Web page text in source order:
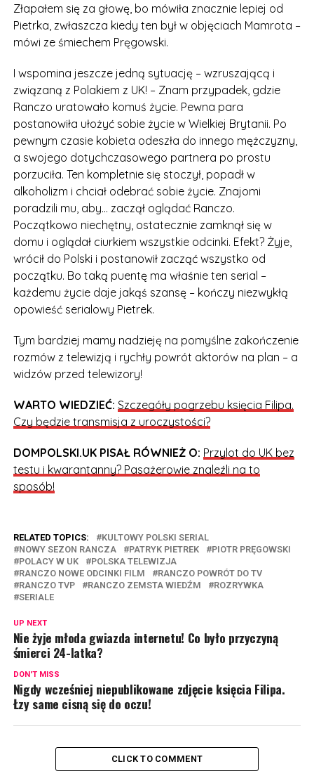
Złapałem się za głowę, bo mówiła znacznie lepiej od
Pietrka, zwłaszcza kiedy ten był w objęciach Mamrota –
mówi ze śmiechem Pręgowski.
I wspomina jeszcze jedną sytuację – wzruszającą i
związaną z Polakiem z UK! – Znam przypadek, gdzie
Ranczo uratowało komuś życie. Pewna para
postanowiła ułożyć sobie życie w Wielkiej Brytanii. Po
pewnym czasie kobieta odeszła do innego mężczyzny,
a swojego dotychczasowego partnera po prostu
porzuciła. Ten kompletnie się stoczył, popadł w
alkoholizm i chciał odebrać sobie życie. Znajomi
poradzili mu, aby… zaczął oglądać Ranczo.
Początkowo niechętny, ostatecznie zamknął się w
domu i oglądał ciurkiem wszystkie odcinki. Efekt? Żyje,
wrócił do Polski i postanowił zacząć wszystko od
początku. Bo taką puentę ma właśnie ten serial –
każdemu życie daje jakąś szansę – kończy niezwykłą
opowieść serialowy Pietrek.
Tym bardziej mamy nadzieję na pomyślne zakończenie
rozmów z telewizją i rychły powrót aktorów na plan – a
widzów przed telewizory!
WARTO WIEDZIEĆ: Szczegóły pogrzebu księcia Filipa.
Czy będzie transmisja z uroczystości?
DOMPOLSKI.UK PISAŁ RÓWNIEŻ O: Przylot do UK bez
testu i kwarantanny? Pasażerowie znaleźli na to
sposób!
RELATED TOPICS:
KULTOWY POLSKI SERIAL
NOWY SEZON RANCZA
PATRYK PIETREK
PIOTR PRĘGOWSKI
POLACY W UK
POLSKA TELEWIZJA
RANCZO NOWE ODCINKI FILM
RANCZO POWRÓT DO TV
RANCZO TVP
RANCZO ZEMSTA WIEDŹM
ROZRYWKA
SERIALE
UP NEXT
Nie żyje młoda gwiazda internetu! Co było przyczyną
śmierci 24-latka?
DON'T MISS
Nigdy wcześniej niepublikowane zdjęcie księcia Filipa.
Łzy same cisną się do oczu!
CLICK TO COMMENT